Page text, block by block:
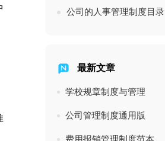
公司的人事管理制度目录
最新文章
学校规章制度与管理
公司管理制度通用版
费用报销管理制度范本